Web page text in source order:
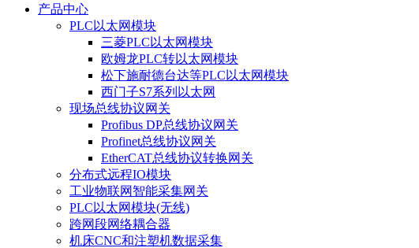
产品中心
PLC以太网模块
三菱PLC以太网模块
欧姆龙PLC转以太网模块
松下施耐德台达等PLC以太网模块
西门子S7系列以太网
现场总线协议网关
Profibus DP总线协议网关
Profinet总线协议网关
EtherCAT总线协议转换网关
分布式远程IO模块
工业物联网智能采集网关
PLC以太网模块(无线)
跨网段网络耦合器
机床CNC和注塑机数据采集